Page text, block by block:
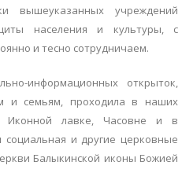
вышеуказанных учреждений
населения и культуры, с
и тесно сотрудничаем.
открыток,
и семьям, проходила в наших
Иконной лавке, Часовне и в
социальная и другие церковные
Балыкинской иконы Божией